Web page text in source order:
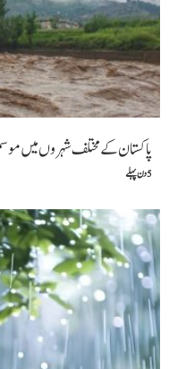
پاکستان کے مختلف شہروں میں
5 دن پہلے